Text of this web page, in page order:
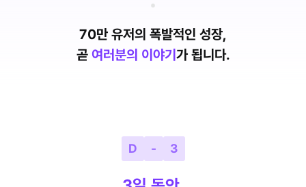
70만 유저의 폭발적인 성장,
곧 여러분의 이야기 가 됩니다.
D - 3